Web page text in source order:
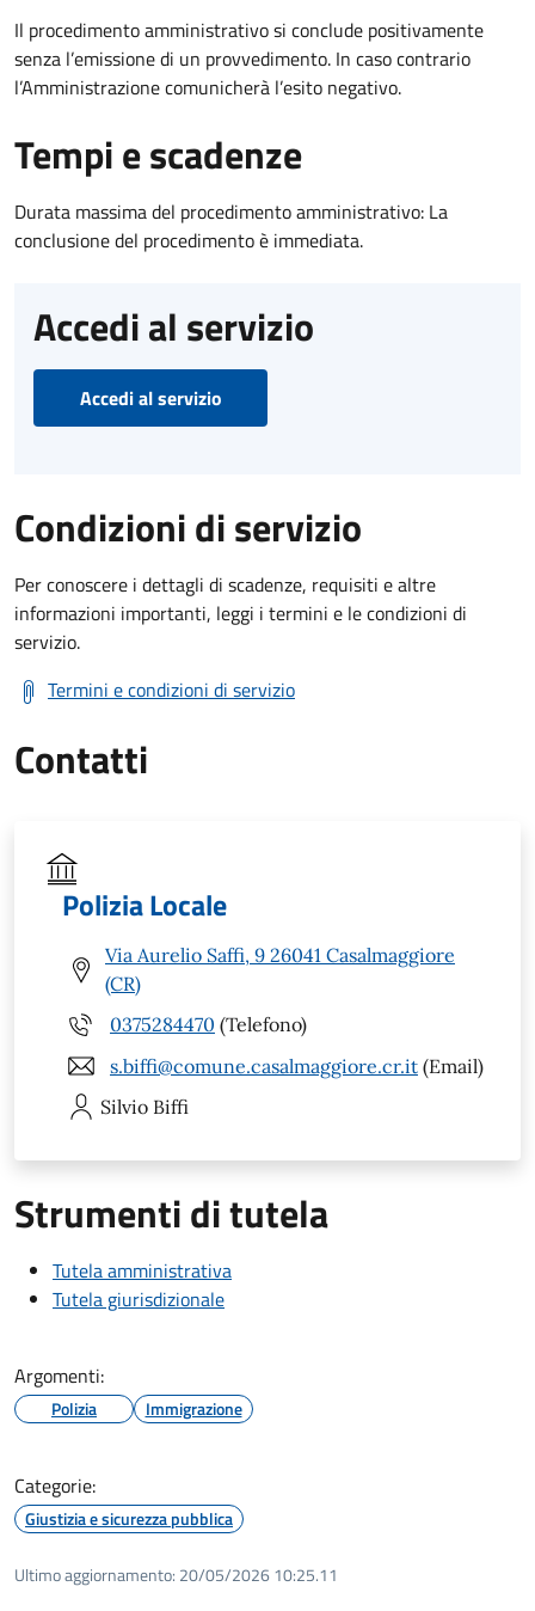
Il procedimento amministrativo si conclude positivamente
senza l’emissione di un provvedimento. In caso contrario
l’Amministrazione comunicherà l’esito negativo.
Tempi e scadenze
Durata massima del procedimento amministrativo: La
conclusione del procedimento è immediata.
Accedi al servizio
Accedi al servizio
Condizioni di servizio
Per conoscere i dettagli di scadenze, requisiti e altre
informazioni importanti, leggi i termini e le condizioni di
servizio.
Termini e condizioni di servizio
Contatti
Polizia Locale
Via Aurelio Saffi, 9 26041 Casalmaggiore
(CR)
0375284470 (Telefono)
s.biffi@comune.casalmaggiore.cr.it (Email)
Silvio Biffi
Strumenti di tutela
Tutela amministrativa
Tutela giurisdizionale
Argomenti:
Polizia Immigrazione
Categorie:
Giustizia e sicurezza pubblica
Ultimo aggiornamento: 20/05/2026 10:25.11